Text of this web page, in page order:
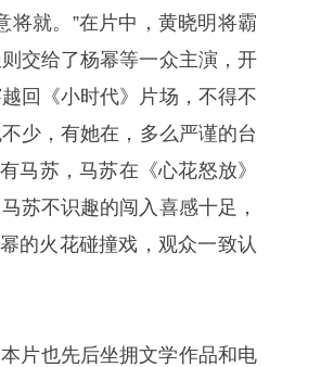
将就。”在片中，黄晓明将霸
交给了杨幂等一众主演，开
回《小时代》片场，不得不
少，有她在，多么严谨的台
马苏，马苏在《心花怒放》
苏不识趣的闯入喜感十足，
的火花碰撞戏，观众一致认
片也先后坐拥文学作品和电